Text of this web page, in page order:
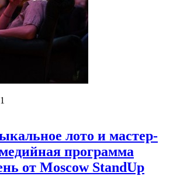
лото и мастер-
программа
от Moscow StandUp